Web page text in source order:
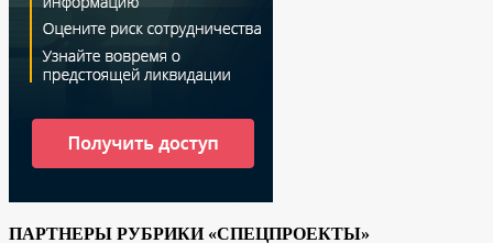
ПАРТНЕРЫ РУБРИКИ «СПЕЦПРОЕКТЫ»